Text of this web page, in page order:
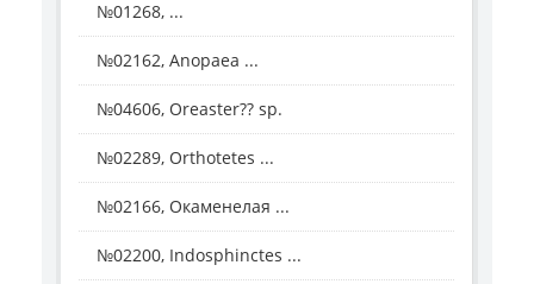
№01268, ...
№02162, Anopaea ...
№04606, Oreaster?? sp.
№02289, Orthotetes ...
№02166, Окаменелая ...
№02200, Indosphinctes ...